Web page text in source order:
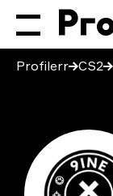
Profilerr CS2